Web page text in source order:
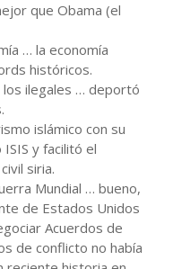
que Obama (el
… la economía
históricos.
ilegales … deportó
islámico con su
y facilitó el
siria.
Mundial … bueno,
de Estados Unidos
Acuerdos de
de conflicto no había